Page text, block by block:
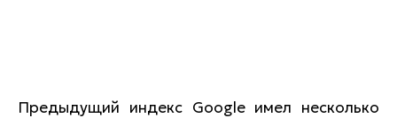
Предыдущий индекс Google имел несколько